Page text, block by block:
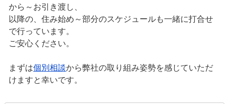
から～お引き渡し、
以降の、住み始め～部分のスケジュールも一緒に打合せ
で行っています。
ご安心ください。
まずは個別相談から弊社の取り組み姿勢を感じていただ
けますと幸いです。